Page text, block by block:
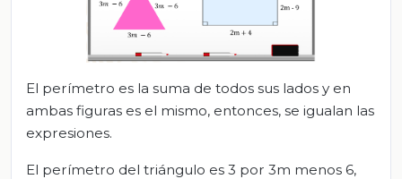
El perímetro es la suma de todos sus lados y en
ambas figuras es el mismo, entonces, se igualan las
expresiones.
El perímetro del triángulo es 3 por 3m menos 6,